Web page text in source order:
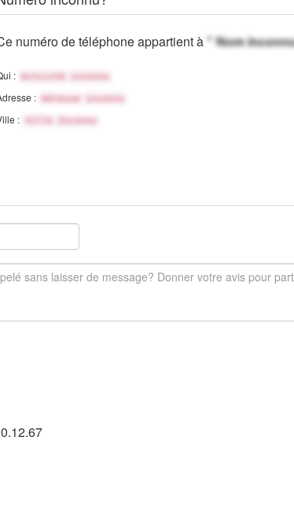
numéro de téléphone appartient à" Nom
: Activité inconnu
: Adresse inconnu
: Ville Inconnu